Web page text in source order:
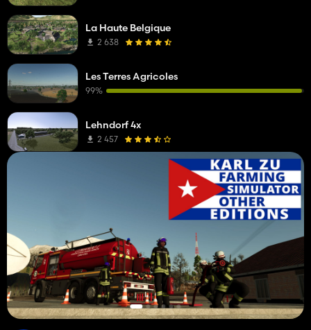
La Haute Belgique
2 638
Les Terres Agricoles
99%
Lehndorf 4x
2 457